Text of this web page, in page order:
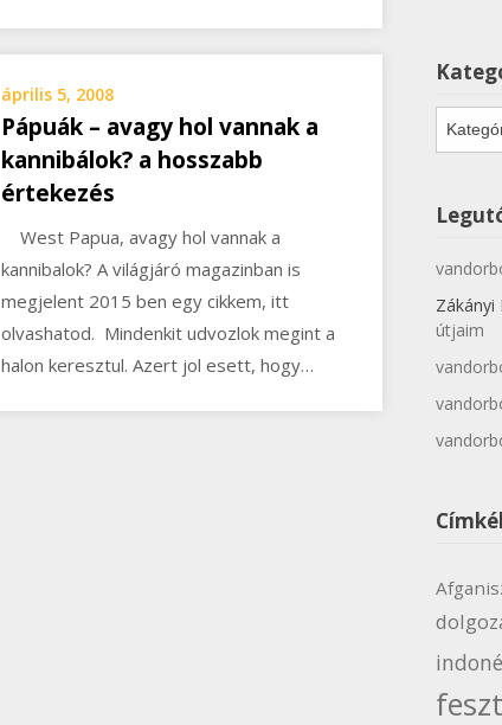
április 5, 2008
Pápuák – avagy hol vannak a
kannibálok? a hosszabb
értekezés
West Papua, avagy hol vannak a
kannibalok? A világjáró magazinban is
megjelent 2015 ben egy cikkem, itt
olvashatod. Mindenkit udvozlok megint a
halon keresztul. Azert jol esett, hogy…
Zákányi
útjaim